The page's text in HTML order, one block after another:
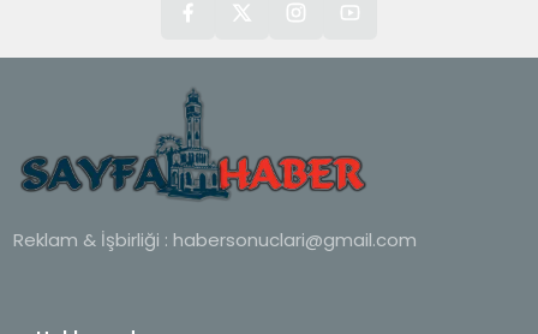
Reklam & İşbirliği : habersonuclari@gmail.com